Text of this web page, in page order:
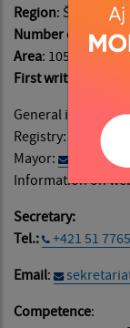
Region: Šariš​​​​​​​
Number of
Area: 1056 ha
First written
General
Registry:
Mayor:
Information on
Secretary:
Tel.:
+421 51
Email:
Competence: